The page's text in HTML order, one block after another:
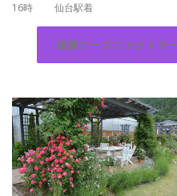
16時 仙台駅着
雄勝ローズファクトリ